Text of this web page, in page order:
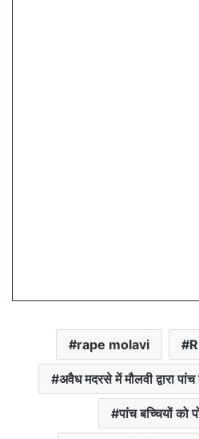
rape molavi
अवैध मदरसे में मौलवी द्वारा
पांच बच्चियों को